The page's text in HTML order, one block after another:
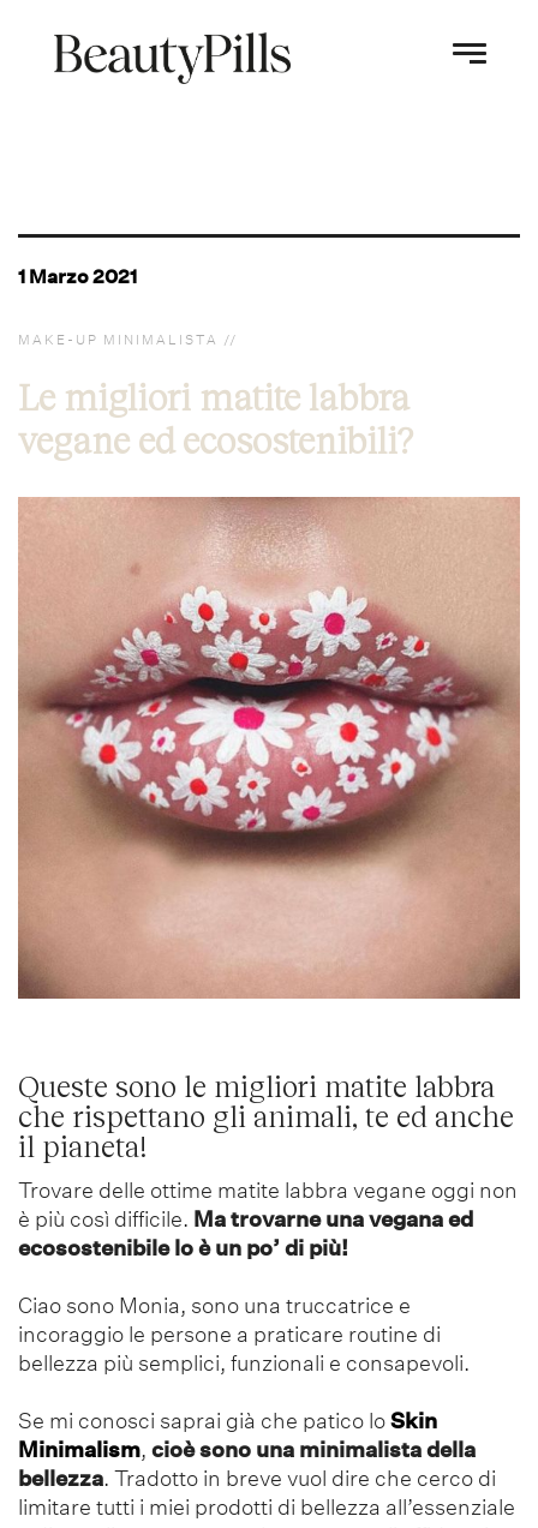
1 Marzo 2021
MAKE-UP MINIMALISTA
Le migliori matite labbra
vegane ed ecosostenibili?
Queste sono le migliori matite labbra
che rispettano gli animali, te ed anche
il pianeta!
Trovare delle ottime matite labbra vegane oggi non
è più così difficile. Ma trovarne una vegana ed
ecosostenibile lo è un po’ di più!
Ciao sono Monia, sono una truccatrice e
incoraggio le persone a praticare routine di
bellezza più semplici, funzionali e consapevoli.
Se mi conosci saprai già che patico loSkin
Minimalism, cioè sono una minimalista della
bellezza. Tradotto in breve vuol dire che cerco di
limitare tutti i miei prodotti di bellezza all’essenziale